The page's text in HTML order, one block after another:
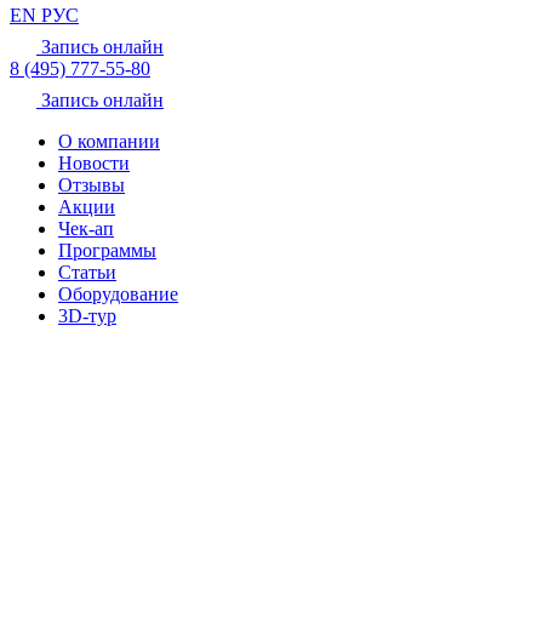
EN РУС
Запись онлайн
8 (495) 777-55-80
Запись онлайн
О компании
Новости
Отзывы
Акции
Чек-ап
Программы
Статьи
Оборудование
3D-тур